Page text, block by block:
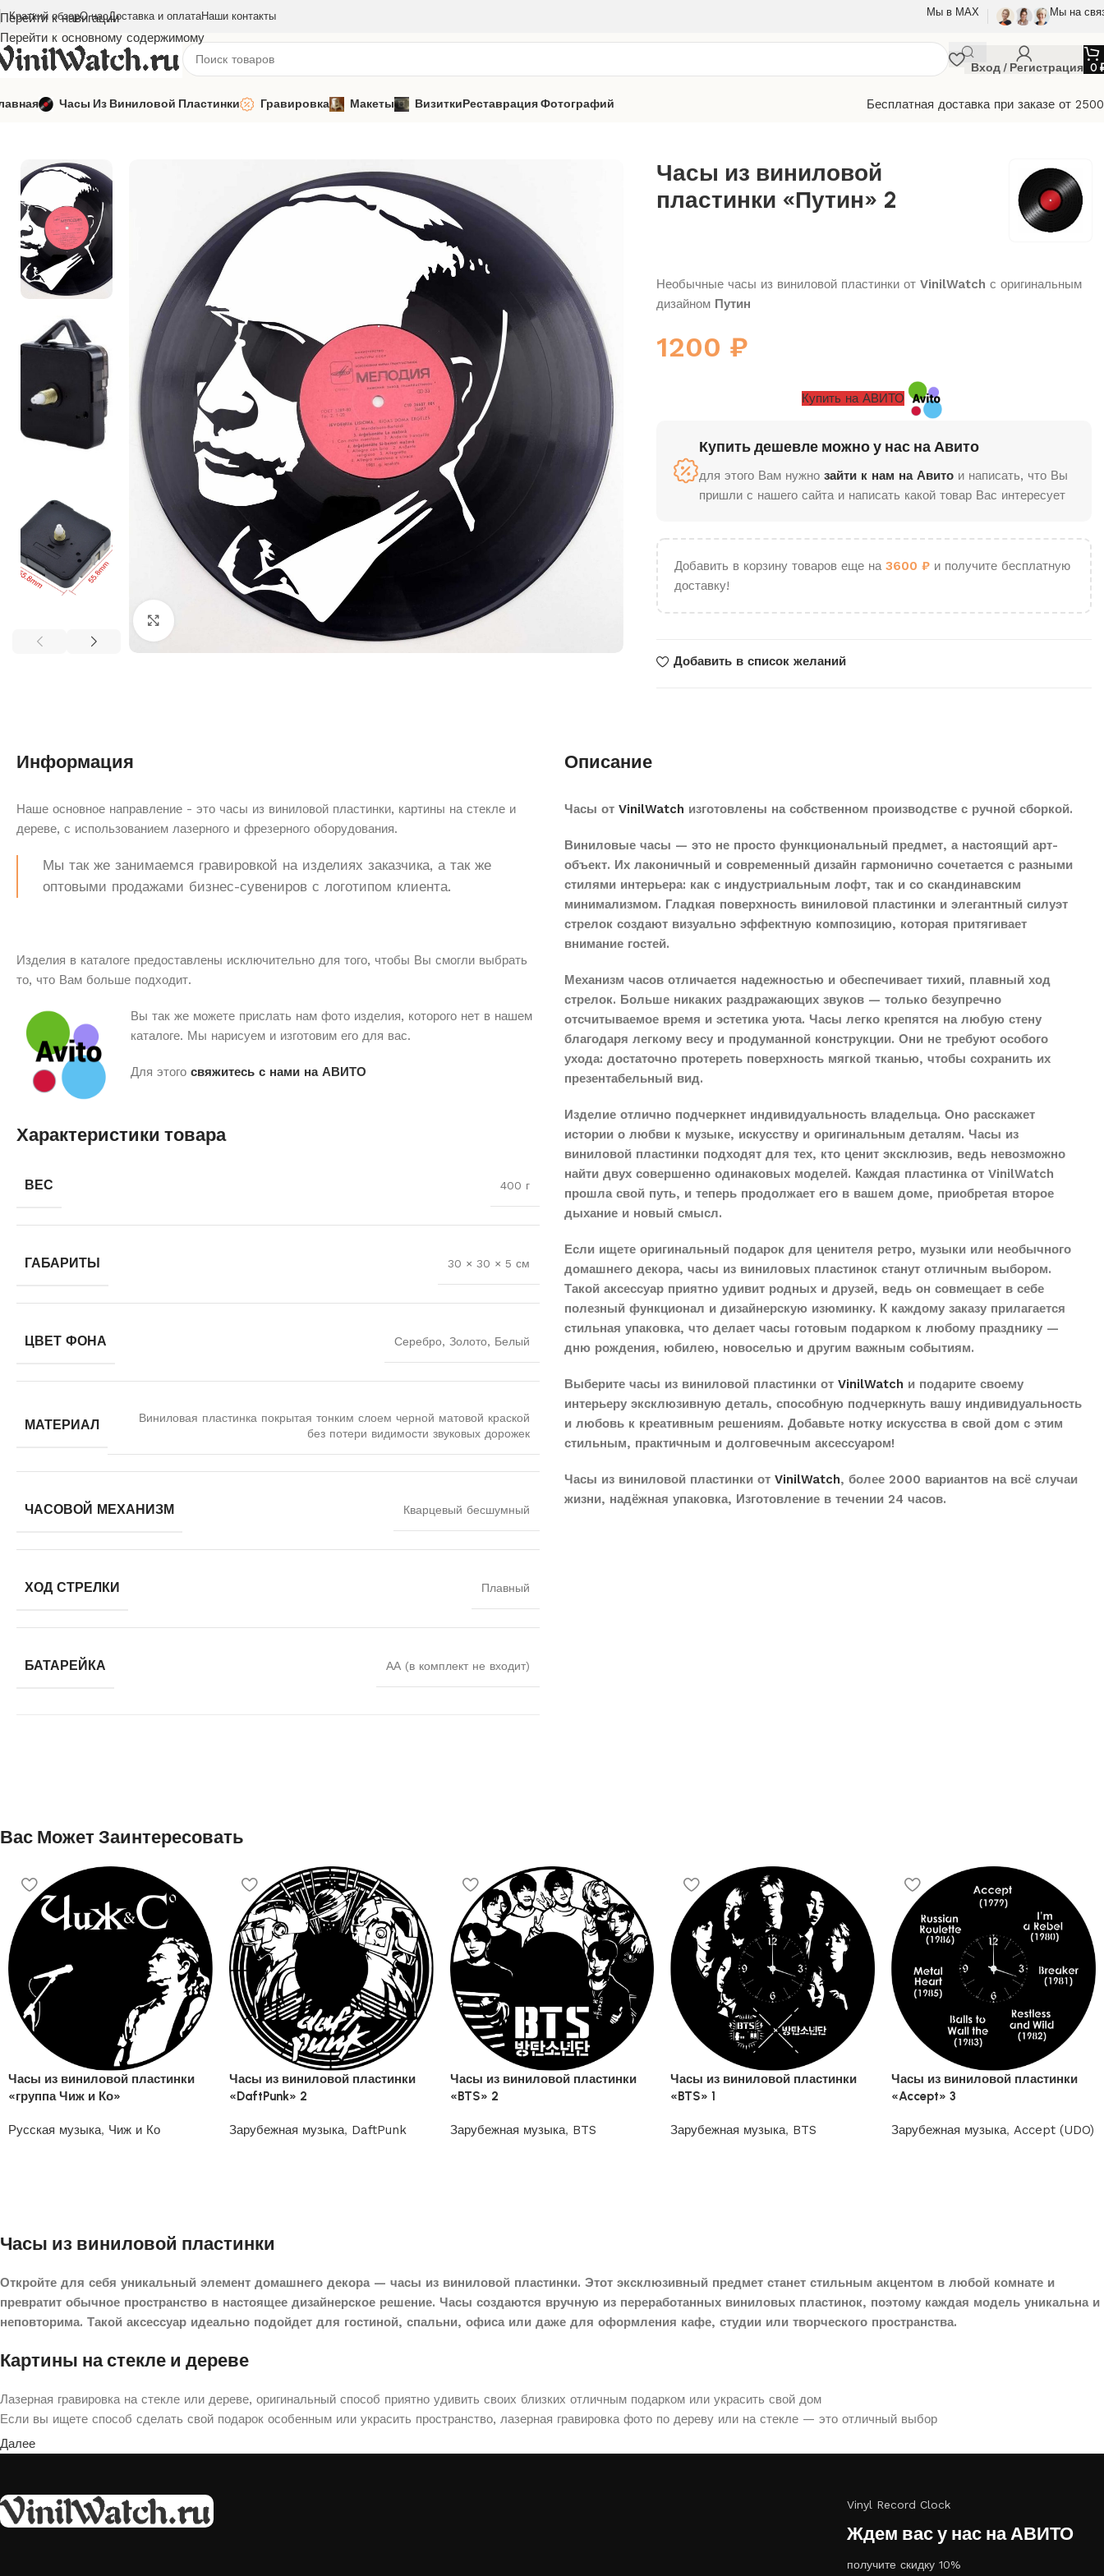
Перейти к навигации
Перейти к основному содержимому
Краткий обзорО насДоставка и оплатаНаши контакты Мы в МАХ Мы на
Вход / Регистрация 0
Часы Из Виниловой Пластинки Гравировка Макеты ВизиткиРеставрация Фотографий
Бесплатная доставка при заказе от
Главная
Известные люди Часы из виниловой пластинки «Путин» 2
Нажмите, чтобы увеличить
Часы из виниловой
пластинки «Путин» 2
Необычные часы из виниловой пластинки от VinilWatch с оригинальным
дизайном Путин
1200 ₽
Купить на АВИТО
Купить дешевле можно у нас на Авито
для этого Вам нужно зайти к нам на Авитои написать, что Вы
пришли с нашего сайта и написать какой товар Вас интересует
Добавить в корзину товаров еще на 3600 ₽и получите бесплатную
доставку!
Добавить в список желаний
Информация
Наше основное направление - это часы из виниловой пластинки, картины на стекле и
дереве, с использованием лазерного и фрезерного оборудования.
Мы так же занимаемся гравировкой на изделиях заказчика, а так же
оптовыми продажами бизнес-сувениров с логотипом клиента.
Изделия в каталоге предоставлены исключительно для того, чтобы Вы смогли выбрать
то, что Вам больше подходит.
Вы так же можете прислать нам фото изделия, которого нет в нашем
каталоге. Мы нарисуем и изготовим его для вас.
Для этого свяжитесь с нами на АВИТО
Характеристики товара
ВЕС 400 г
ГАБАРИТЫ 30 × 30 × 5 см
ЦВЕТ ФОНА Серебро, Золото, Белый
МАТЕРИАЛ
Виниловая пластинка покрытая тонким слоем черной матовой краской
без потери видимости звуковых дорожек
ЧАСОВОЙ МЕХАНИЗМ Кварцевый бесшумный
ХОД СТРЕЛКИ Плавный
БАТАРЕЙКА АА (в комплект не входит)
Описание
Часы от VinilWatch изготовлены на собственном производстве с ручной сборкой.
Виниловые часы — это не просто функциональный предмет, а настоящий арт-
объект. Их лаконичный и современный дизайн гармонично сочетается с разными
стилями интерьера: как с индустриальным лофт, так и со скандинавским
минимализмом. Гладкая поверхность виниловой пластинки и элегантный силуэт
стрелок создают визуально эффектную композицию, которая притягивает
внимание гостей.
Механизм часов отличается надежностью и обеспечивает тихий, плавный ход
стрелок. Больше никаких раздражающих звуков — только безупречно
отсчитываемое время и эстетика уюта. Часы легко крепятся на любую стену
благодаря легкому весу и продуманной конструкции. Они не требуют особого
ухода: достаточно протереть поверхность мягкой тканью, чтобы сохранить их
презентабельный вид.
Изделие отлично подчеркнет индивидуальность владельца. Оно расскажет
истории о любви к музыке, искусству и оригинальным деталям. Часы из
виниловой пластинки подходят для тех, кто ценит эксклюзив, ведь невозможно
найти двух совершенно одинаковых моделей. Каждая пластинка от VinilWatch
прошла свой путь, и теперь продолжает его в вашем доме, приобретая второе
дыхание и новый смысл.
Если ищете оригинальный подарок для ценителя ретро, музыки или необычного
домашнего декора, часы из виниловых пластинок станут отличным выбором.
Такой аксессуар приятно удивит родных и друзей, ведь он совмещает в себе
полезный функционал и дизайнерскую изюминку. К каждому заказу прилагается
стильная упаковка, что делает часы готовым подарком к любому празднику —
дню рождения, юбилею, новоселью и другим важным событиям.
Выберите часы из виниловой пластинки от VinilWatch и подарите своему
интерьеру эксклюзивную деталь, способную подчеркнуть вашу индивидуальность
и любовь к креативным решениям. Добавьте нотку искусства в свой дом с этим
стильным, практичным и долговечным аксессуаром!
Часы из виниловой пластинки от VinilWatch, более 2000 вариантов на всё случаи
жизни, надёжная упаковка, Изготовление в течении 24 часов.
Вас Может Заинтересовать
Часы из виниловой пластинки
«группа Чиж и Ко»
Русская музыка, Чиж и Ко
Часы из виниловой пластинки
«DaftPunk» 2
Зарубежная музыка, DaftPunk
Часы из виниловой пластинки
«BTS» 2
Зарубежная музыка, BTS
Часы из виниловой пластинки
«BTS» 1
Зарубежная музыка, BTS
Часы из виниловой пластинки
«Accept» 3
Зарубежная музыка, Accept (UDO)
Часы из виниловой пластинки
Откройте для себя уникальный элемент домашнего декора — часы из виниловой пластинки. Этот эксклюзивный предмет станет стильным акцентом в любой комнате и
превратит обычное пространство в настоящее дизайнерское решение. Часы создаются вручную из переработанных виниловых пластинок, поэтому каждая модель уникальна и
неповторима. Такой аксессуар идеально подойдет для гостиной, спальни, офиса или даже для оформления кафе, студии или творческого пространства.
Картины на стекле и дереве
Лазерная гравировка на стекле или дереве, оригинальный способ приятно удивить своих близких отличным подарком или украсить свой дом
Если вы ищете способ сделать свой подарок особенным или украсить пространство, лазерная гравировка фото по дереву или на стекле — это отличный выбор
Далее
Vinyl Record Clock
Ждем вас у нас на АВИТО
получите скидку 10%